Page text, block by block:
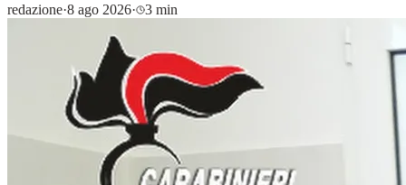
redazione·8 ago 2026· 3 min